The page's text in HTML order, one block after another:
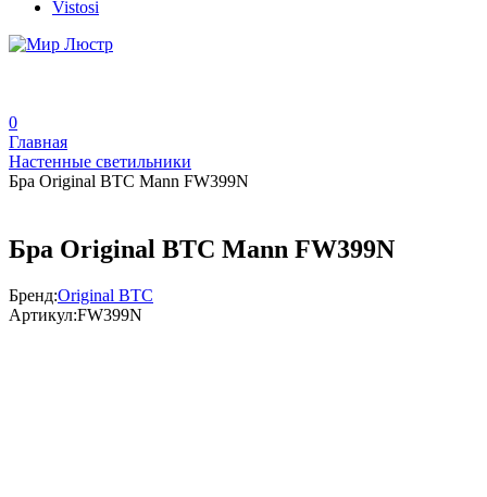
Vistosi
0
Главная
Настенные светильники
Бра Original BTC Mann FW399N
Бра Original BTC Mann FW399N
Бренд:Original BTC
Артикул:FW399N